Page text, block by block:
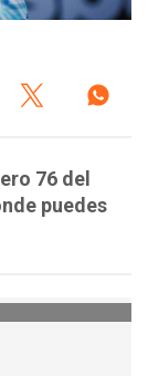
76 del
puedes